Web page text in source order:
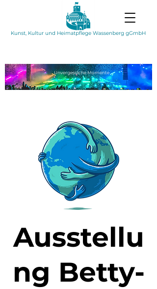
Kunst, Kultur und Heimatpflege Wassenberg gGmbH
UnvergesslicheMomente
Ausstellu
ng Betty-